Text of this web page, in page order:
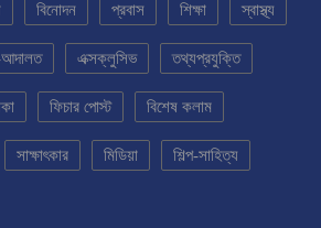
বিনোদন প্রবাস শিক্ষা স্বাস্থ্য
এক্সক্লুসিভ তথ্যপ্রযুক্তি
ফিচার পোস্ট বিশেষ কলাম
সাক্ষাৎকার মিডিয়া শিল্প-সাহিত্য